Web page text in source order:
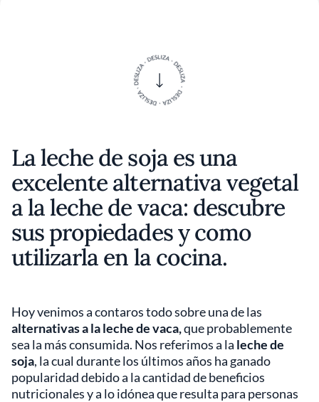
La leche de soja es una
excelente alternativa vegetal
a la leche de vaca: descubre
sus propiedades y como
utilizarla en la cocina.
Hoy venimos a contaros todo sobre una de las
alternativas a la leche de vaca,que probablemente
sea la más consumida. Nos referimos a la leche de
soja, la cual durante los últimos años ha ganado
popularidad debido a la cantidad de beneficios
nutricionales y a lo idónea que resulta para personas